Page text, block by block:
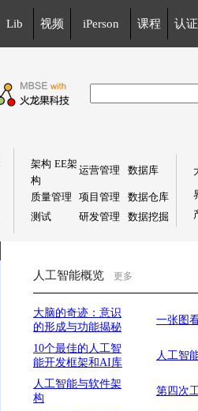
Lib 视频 iPerson 课程 认证
架构 EE架
构
运营管理 数据库
质量管理 项目管理
数据仓库
测试
研发管理 数据挖掘
人工智能概览 更多
大脑的奇迹：意识
的形成与功能揭秘
一张图
10个最佳的人工智
能开发框架和AI库
人工智
人工智能与软件架
构
第四次